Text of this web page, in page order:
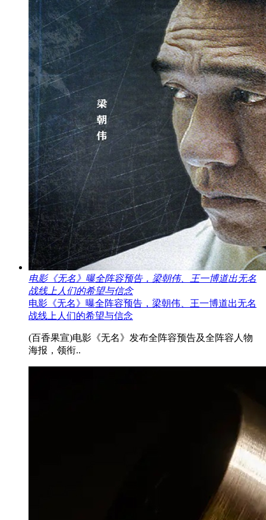
电影《无名》曝全阵容预告，梁朝伟、王一博道出无名
战线上人们的希望与信念
电影《无名》曝全阵容预告，梁朝伟、王一博道出无名
战线上人们的希望与信念
(百香果宣)电影《无名》发布全阵容预告及全阵容人物
海报，领衔..